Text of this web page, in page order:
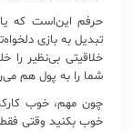
حرفم این‌است که
تبدیل به بازی
خلاقیتی بی‌نظیر را
شما را به پول هم
چون مهم، خوب
خوب بکنید وقتی فقط